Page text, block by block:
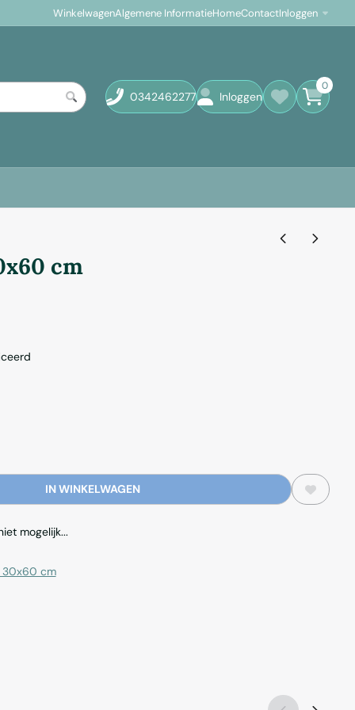
WinkelwagenAlgemene InformatieHomeContactInloggen
0342462277 Inloggen
0
cm
IN WINKELWAGEN
mogelijk...
30x60 cm